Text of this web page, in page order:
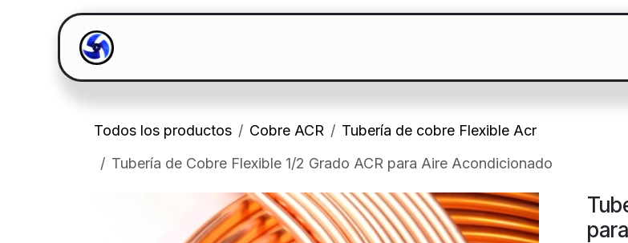
Ir al contenido
Todos los productos Cobre ACR
Tubería de cobre Flexible Acr
Tubería de Cobre Flexible 1/2 Grado ACR para Aire Acondicionado